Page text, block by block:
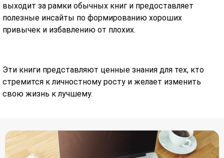
выходит за рамки обычных книг и предоставляет
полезные инсайты по формированию хороших
привычек и избавлению от плохих.
Эти книги представляют ценные знания для тех, кто
стремится к личностному росту и желает изменить
свою жизнь к лучшему.